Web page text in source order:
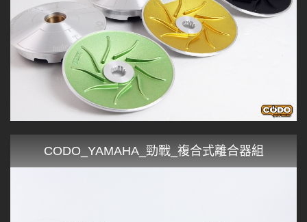
CODO_YAMAHA_勁戰_複合式離合器組